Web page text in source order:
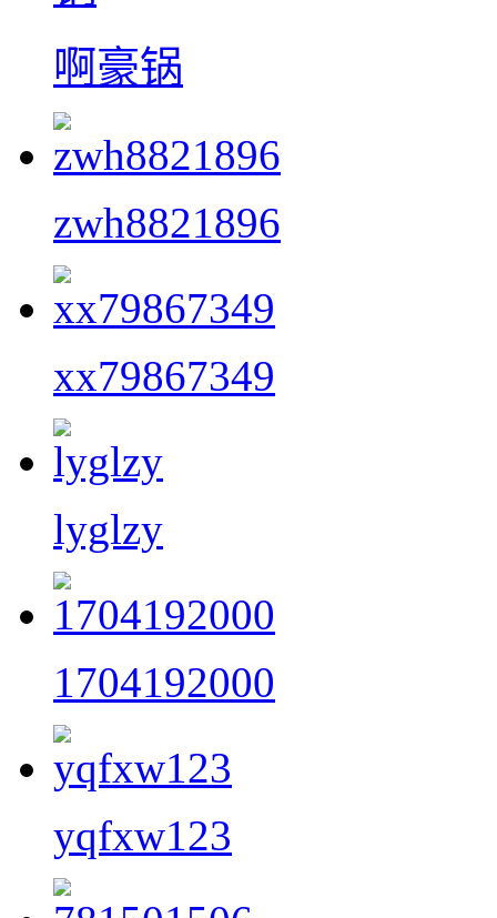
啊豪锅
zwh8821896
xx79867349
lyglzy
1704192000
yqfxw123